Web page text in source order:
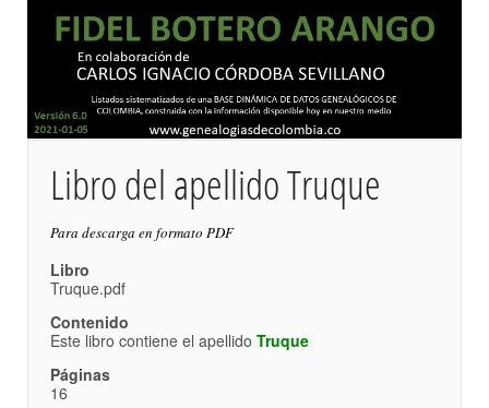
Libro del apellido Truque
Para descarga en formato PDF
Libro
Truque.pdf
Contenido
Este libro contiene el apellido Truque
Páginas
16